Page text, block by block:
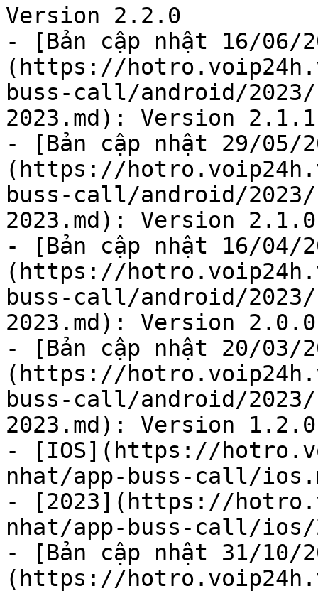
Version 2.2.0
- [Bản cập nhật 16/06/
(https://
buss-call/android/
2023.md): Version 2.1.1
- [Bản cập nhật 29/05/
(https://
buss-call/android/
2023.md): Version 2.1.0
- [Bản cập nhật 16/04/
(https://
buss-call/android/
2023.md): Version 2.0.0
- [Bản cập nhật 20/03/
(https://
buss-call/android/
2023.md): Version 1.2.0
- [IOS](https://
nhat/app-buss-call/
- [2023](https://
nhat/app-buss-call/ios/
- [Bản cập nhật 31/10/
(https://